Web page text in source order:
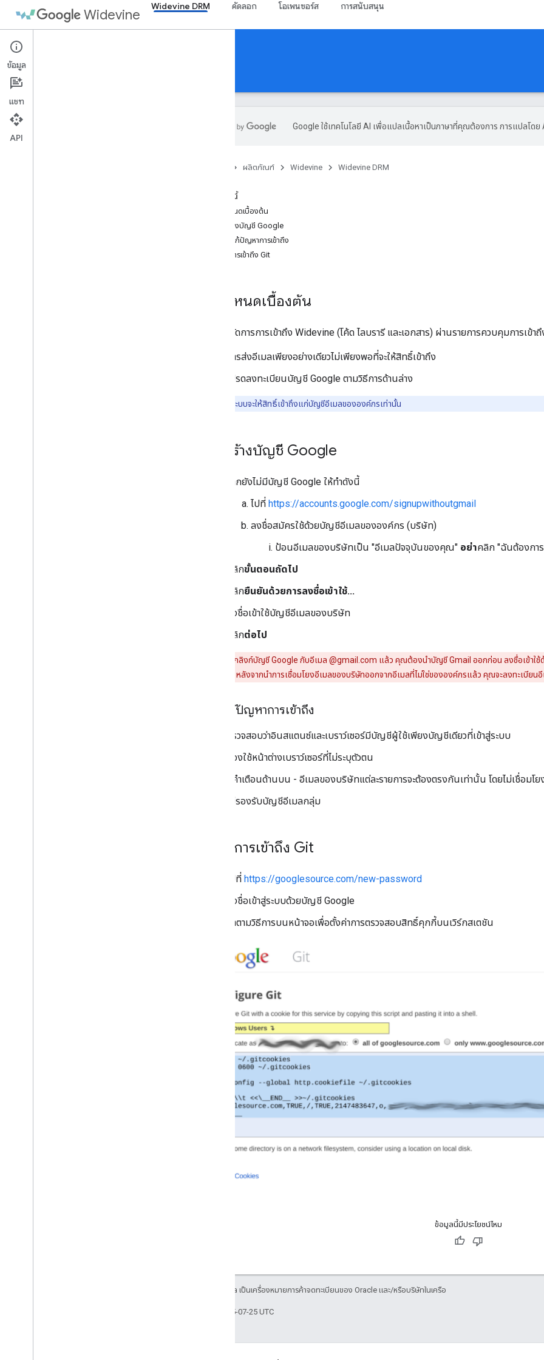
Widevine
Widevine DRM คัดลอก โอเพนซอร์ส การสนับสนุน
การจัดการสิทธิ์ดิจิทัล
เริ่มต้นใช้งาน
Google ใช้เทคโนโลยี AI เพื่อแปลเนื้อหาเป็นภาษาที่คุณต้องการ การแปลโด
ผลิตภัณฑ์ Widevine Widevine DRM
ในหน้านี้
ข้อกำหนดเบื้องต้น
การสร้างบัญชี Google
การแก้ปัญหาการเข้าถึง
ตั้งค่าการเข้าถึง Git
ข้อกำหนดเบื้องต้น
ระบบจะจัดการการเข้าถึง Widevine (โค้ด ไลบรารี และเอกสาร) ผ่านรายการควบคุมการเ
การส่งอีเมลเพียงอย่างเดียวไม่เพียงพอที่จะให้สิทธิ์เข้าถึง
โปรดลงทะเบียนบัญชี Google ตามวิธีการด้านล่าง
ระบบจะให้สิทธิ์เข้าถึงแก่บัญชีอีเมลขององค์กรเท่านั้น
การสร้างบัญชี Google
หากยังไม่มีบัญชี Google ให้ทำดังนี้
ไปที่ https://accounts.google.com/signupwithoutgmail
ลงชื่อสมัครใช้ด้วยบัญชีอีเมลขององค์กร (บริษัท)
ป้อนอีเมลของบริษัทเป็น "อีเมลปัจจุบันของคุณ" อย่าคลิก "ฉันต้องกา
คลิกขั้นตอนถัดไป
คลิกยืนยันด้วยการลงชื่อเข้าใช้...
ลงชื่อเข้าใช้บัญชีอีเมลของบริษัท
คลิกต่อไป
หากลิงก์บัญชี Google กับอีเมล @gmail.com แล้ว คุณต้องนำบัญชี Gmail ออกก่อน ลงชื่อเข้าใช้
(อีเมลของบริษัท) หลังจากนำการเชื่อมโยงอีเมลของบริษัทออกจากอีเมลที่ไม่ใช่ขององค์กรแล้ว คุณจะลงทะเบีย
การแก้ปัญหาการเข้าถึง
ตรวจสอบว่าอินสแตนซ์และเบราว์เซอร์มีบัญชีผู้ใช้เพียงบัญชีเดียวที่เข้าสู่ระบบ
ลองใช้หน้าต่างเบราว์เซอร์ที่ไม่ระบุตัวตน
ดูคำเตือนด้านบน - อีเมลของบริษัทแต่ละรายการจะต้องตรงกันเท่านั้น โดยไม่เชื่อมโ
ไม่รองรับบัญชีอีเมลกลุ่ม
ตั้งค่าการเข้าถึง Git
ไปที่ https://googlesource.com/new-password
ลงชื่อเข้าสู่ระบบด้วยบัญชี Google
ทำตามวิธีการบนหน้าจอเพื่อตั้งค่าการตรวจสอบสิทธิ์คุกกี้บนเวิร์กสเตชัน
ข้อมูลนี้มีประโยชน์ไหม
สงวนลิขสิทธิ์ Java เป็นเครื่องหมายการค้าจดทะเบียนของ Oracle และ/หรือบริษัทในเครือ
อัปเดตล่าสุด 2025-07-25 UTC
ข้อมูล
แชท
API